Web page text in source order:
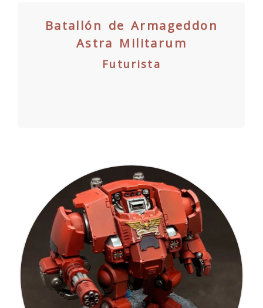
Batallón de Armageddon
Astra Militarum
Futurista